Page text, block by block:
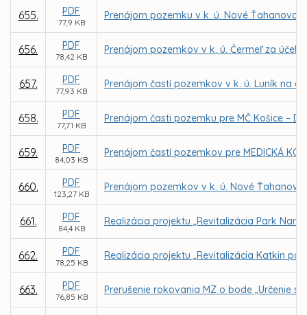
655. PDF
77,9 KB
Prenájom pozemku v k. ú. Nové
656. PDF
78,42 KB
Prenájom pozemkov v k. ú. Čermeľ za
657. PDF
77,93 KB
Prenájom častí pozemkov v k. ú. Luník na
658. PDF
77,71 KB
Prenájom časti pozemku pre MČ Košice –
659. PDF
84,03 KB
Prenájom častí pozemkov pre MEDICKÁ
660. PDF
123,27 KB
Prenájom pozemkov v k. ú. Nové
661. PDF
84,4 KB
Realizácia projektu „Revitalizácia Park
662. PDF
78,25 KB
Realizácia projektu „Revitalizácia Katkin
663. PDF
76,85 KB
Prerušenie rokovania MZ o bode „Určenie